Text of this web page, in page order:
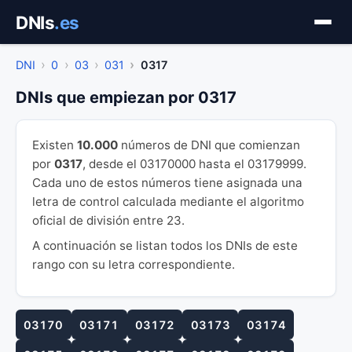
contenido
DNIs.es
DNI 0 03 031 0317
DNIs que empiezan por 0317
Existen 10.000 números de DNI que comienzan
por 0317, desde el 03170000 hasta el 03179999.
Cada uno de estos números tiene asignada una
letra de control calculada mediante el algoritmo
oficial de división entre 23.
A continuación se listan todos los DNIs de este
rango con su letra correspondiente.
03170 03171 03172 03173 03174